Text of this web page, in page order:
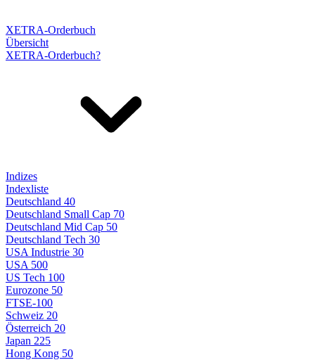
XETRA-Orderbuch
Übersicht
XETRA-Orderbuch?
Indizes
Indexliste
Deutschland 40
Deutschland Small Cap 70
Deutschland Mid Cap 50
Deutschland Tech 30
USA Industrie 30
USA 500
US Tech 100
Eurozone 50
FTSE-100
Schweiz 20
Österreich 20
Japan 225
Hong Kong 50